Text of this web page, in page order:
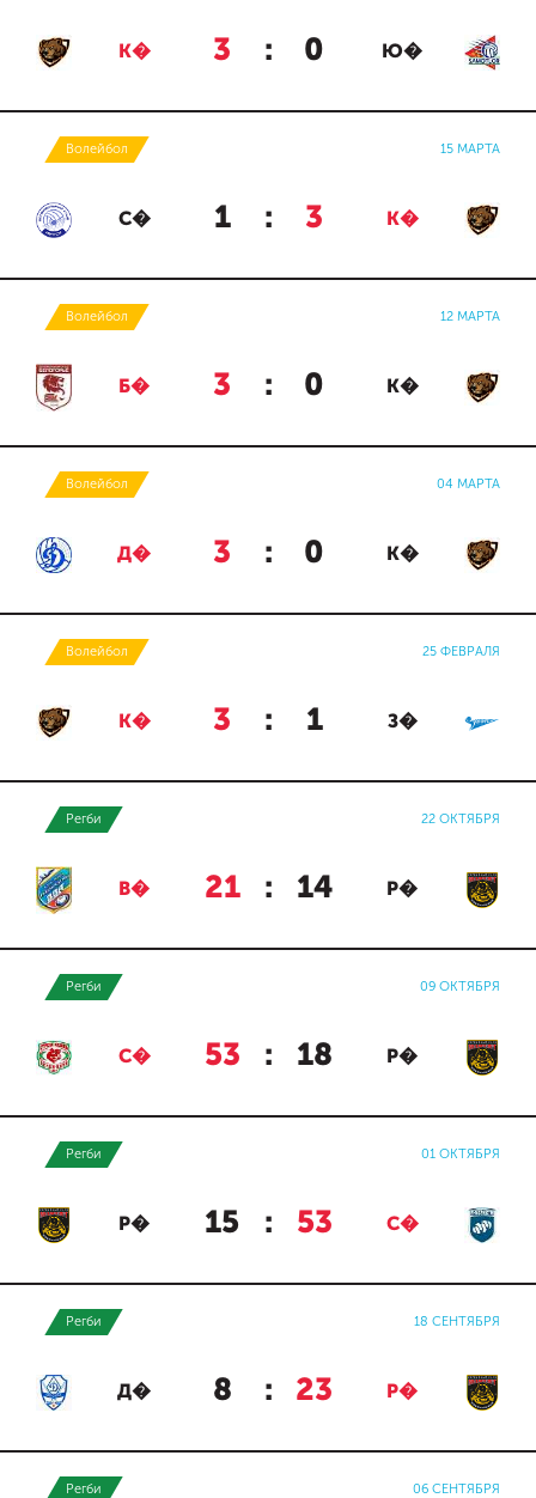
К� 3 : 0 Ю�
Волейбол 15 МАРТА
С� 1 : 3 К�
Волейбол 12 МАРТА
Б� 3 : 0 К�
Волейбол 04 МАРТА
Д� 3 : 0 К�
Волейбол 25 ФЕВРАЛЯ
К� 3 : 1 З�
Регби 22 ОКТЯБРЯ
В� 21 : 14 Р�
Регби 09 ОКТЯБРЯ
С� 53 : 18 Р�
Регби 01 ОКТЯБРЯ
Р� 15 : 53 С�
Регби 18 СЕНТЯБРЯ
Д� 8 : 23 Р�
Регби 06 СЕНТЯБРЯ